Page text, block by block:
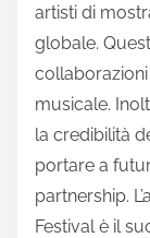
artisti di
globale.
collaborazioni
musicale.
la credibilità
portare a
partnership.
Festival è il